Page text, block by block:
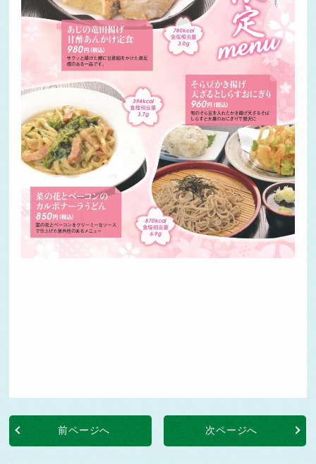
前ページへ 次ページへ